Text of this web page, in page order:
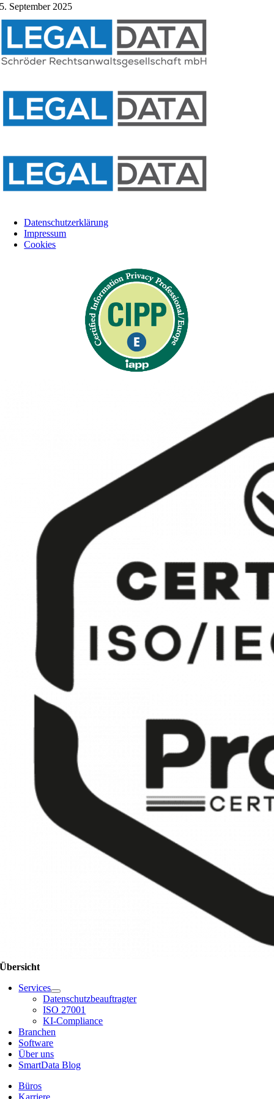
5. September 2025
Datenschutzerklärung
Impressum
Cookies
Übersicht
Services
Datenschutzbeauftragter
ISO 27001
KI-Compliance
Branchen
Software
Über uns
SmartData Blog
Büros